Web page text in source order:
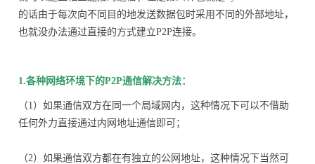
的话由于每次向不同目的地发送数据包时采用不同的外部地址，
也就没办法通过直接的方式建立P2P连接。
1.各种网络环境下的P2P通信解决方法：
（1）如果通信双方在同一个局域网内，这种情况下可以不借助
任何外力直接通过内网地址通信即可；
（2）如果通信双方都在有独立的公网地址，这种情况下当然可